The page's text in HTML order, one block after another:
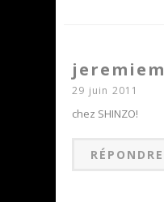
jeremiem
29 juin 2011
chez SHINZO!
RÉPONDRE